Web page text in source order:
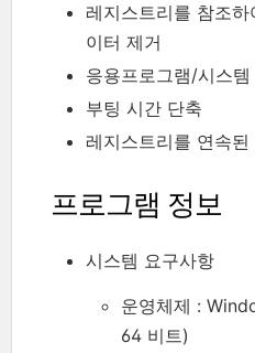
레지스트리를 참조
이터 제거
응용프로그램/시스
부팅 시간 단축
레지스트리를 연속
프로그램 정보
시스템 요구사항
운영체제 :
64 비트)